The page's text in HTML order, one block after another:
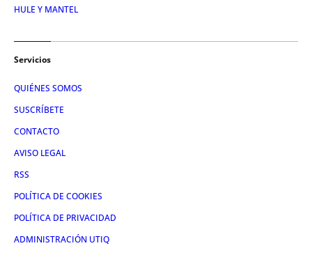
HULE Y MANTEL
Servicios
QUIÉNES SOMOS
SUSCRÍBETE
CONTACTO
AVISO LEGAL
RSS
POLÍTICA DE COOKIES
POLÍTICA DE PRIVACIDAD
ADMINISTRACIÓN UTIQ